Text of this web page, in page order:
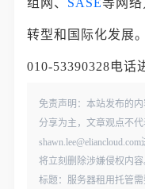
转型和国际化发展
010-53390328电话
免责声明：本站发布的
分享为主，文章观点不
将立刻删除涉嫌侵权内容
标题：服务器租用托管需